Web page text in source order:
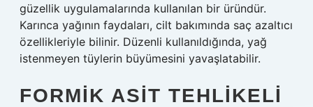
güzellik uygulamalarında kullanılan bir üründür.
Karınca yağının faydaları, cilt bakımında saç azaltıcı
özellikleriyle bilinir. Düzenli kullanıldığında, yağ
istenmeyen tüylerin büyümesini yavaşlatabilir.
FORMIK ASIT TEHLIKELI